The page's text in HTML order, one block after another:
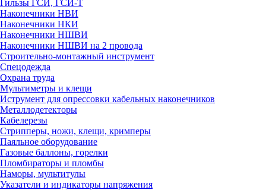
Гильзы ГСИ, ГСИ-Т
Наконечники НВИ
Наконечники НКИ
Наконечники НШВИ
Наконечники НШВИ на 2 провода
Строительно-монтажный инструмент
Спецодежда
Охрана труда
Мультиметры и клещи
Иструмент для опрессовки кабельных наконечников
Металлодетекторы
Кабелерезы
Стрипперы, ножи, клещи, кримперы
Паяльное оборудование
Газовые баллоны, горелки
Пломбираторы и пломбы
Наморы, мультитулы
Указатели и индикаторы напряжения